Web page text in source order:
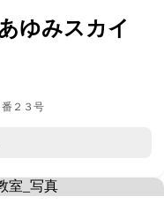
ゆみスカイ
２３号